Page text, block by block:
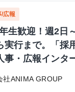
/広報
年生歓迎！週2日
実行まで。「採
事・広報インタ
社ANIMA GROUP